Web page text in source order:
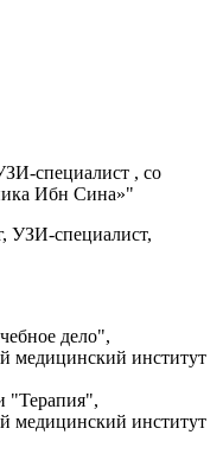
специалист , со
Ибн Сина»"
УЗИ-специалист,
дело",
медицинский институт
"Терапия",
медицинский институт